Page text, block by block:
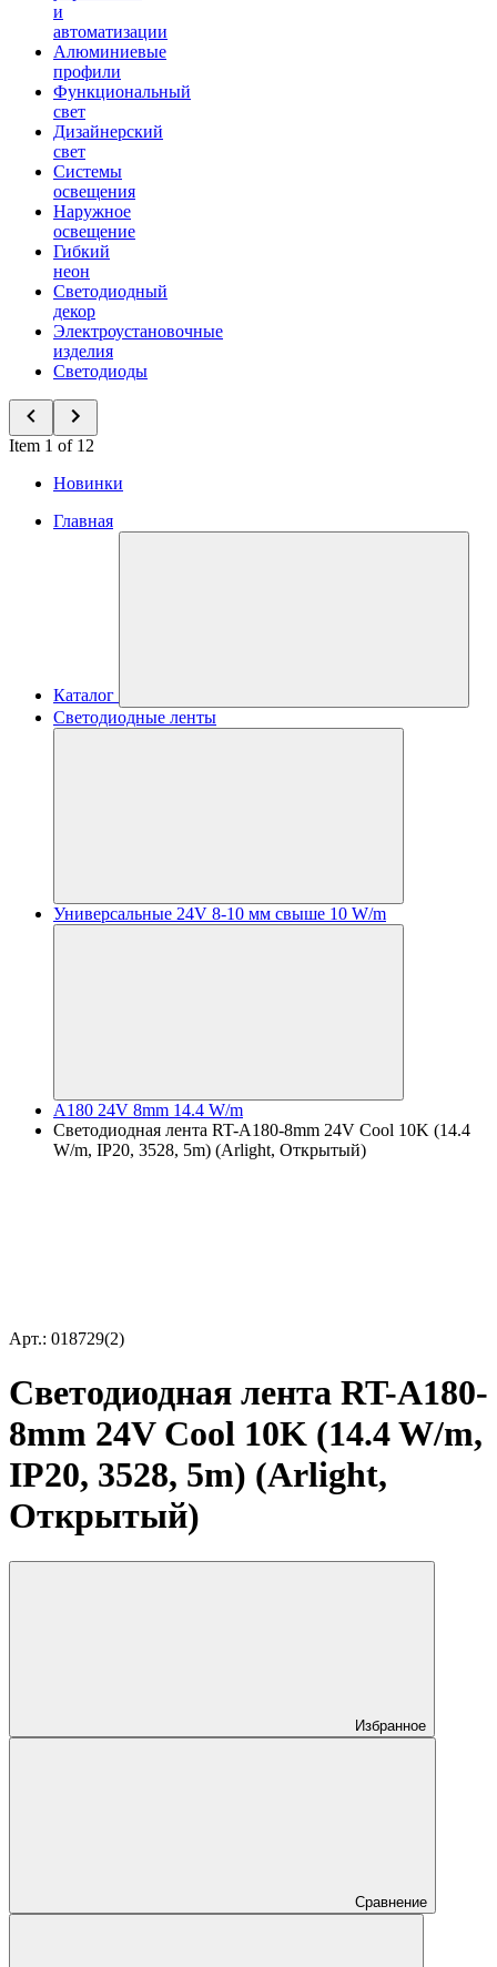
и
автоматизации
Алюминиевые
профили
Функциональный
свет
Дизайнерский
свет
Системы
освещения
Наружное
освещение
Гибкий
неон
Светодиодный
декор
Электроустановочные
изделия
Светодиоды
Item 1 of 12
Новинки
Главная
Каталог
Светодиодные ленты
Универсальные 24V 8-10 мм свыше 10 W/m
A180 24V 8mm 14.4 W/m
Светодиодная лента RT-A180-8mm 24V Cool 10K (14.4
W/m, IP20, 3528, 5m) (Arlight, Открытый)
Арт.: 018729(2)
Светодиодная лента RT-A180-
8mm 24V Cool 10K (14.4 W/m,
IP20, 3528, 5m) (Arlight,
Открытый)
Избранное
Сравнение